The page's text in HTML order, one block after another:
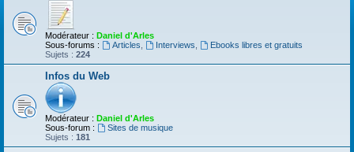
Modérateur : Daniel d'Arles
Sous-forums :
Articles Interviews
Ebooks libres et gratuits
Sujets : 224
Infos du Web
Modérateur : Daniel d'Arles
Sous-forum :
Sites de musique
Sujets : 181